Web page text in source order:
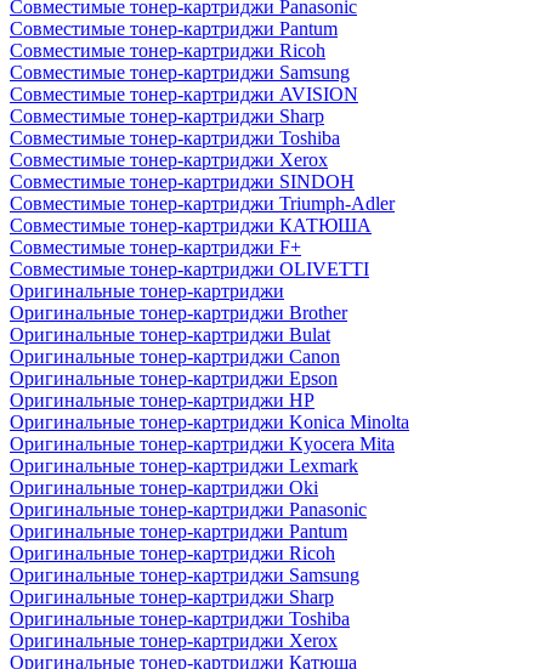
Совместимые тонер-картриджи Panasonic
Совместимые тонер-картриджи Pantum
Совместимые тонер-картриджи Ricoh
Совместимые тонер-картриджи Samsung
Совместимые тонер-картриджи AVISION
Совместимые тонер-картриджи Sharp
Совместимые тонер-картриджи Toshiba
Совместимые тонер-картриджи Xerox
Совместимые тонер-картриджи SINDOH
Совместимые тонер-картриджи Triumph-Adler
Совместимые тонер-картриджи КАТЮША
Совместимые тонер-картриджи F+
Совместимые тонер-картриджи OLIVETTI
Оригинальные тонер-картриджи
Оригинальные тонер-картриджи Brother
Оригинальные тонер-картриджи Bulat
Оригинальные тонер-картриджи Canon
Оригинальные тонер-картриджи Epson
Оригинальные тонер-картриджи HP
Оригинальные тонер-картриджи Konica Minolta
Оригинальные тонер-картриджи Kyocera Mita
Оригинальные тонер-картриджи Lexmark
Оригинальные тонер-картриджи Oki
Оригинальные тонер-картриджи Panasonic
Оригинальные тонер-картриджи Pantum
Оригинальные тонер-картриджи Ricoh
Оригинальные тонер-картриджи Samsung
Оригинальные тонер-картриджи Sharp
Оригинальные тонер-картриджи Toshiba
Оригинальные тонер-картриджи Xerox
Оригинальные тонер-картриджи Катюша